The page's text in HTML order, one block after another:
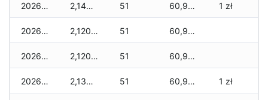
2026-03-29 2,140 zł 51 60,960 zł 1 zł
2026-03-28 2,120 zł 51 60,940 zł
2026-03-27 2,120 zł 51 60,930 zł
2026-03-26 2,130 zł 51 60,920 zł 1 zł